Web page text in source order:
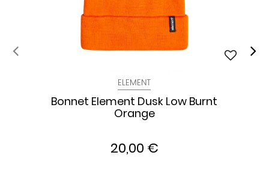
ELEMENT
Bonnet Element Dusk Low Burnt
Orange
20,00 €